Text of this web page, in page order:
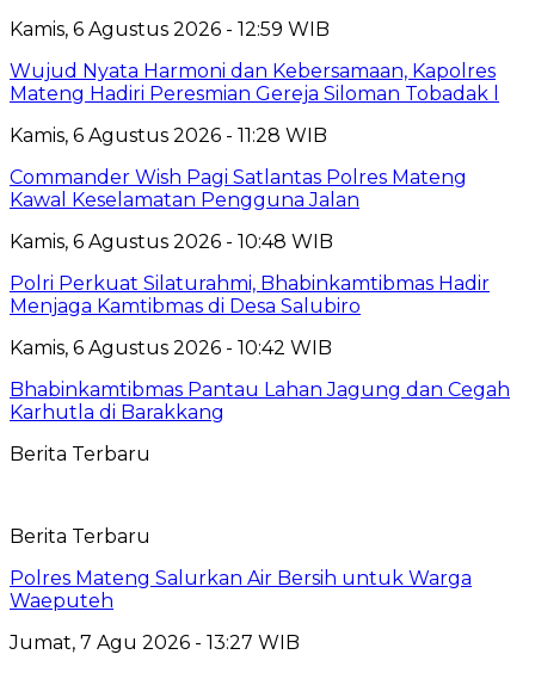
Kamis, 6 Agustus 2026 - 12:59 WIB
Wujud Nyata Harmoni dan Kebersamaan, Kapolres
Mateng Hadiri Peresmian Gereja Siloman Tobadak l
Kamis, 6 Agustus 2026 - 11:28 WIB
Commander Wish Pagi Satlantas Polres Mateng
Kawal Keselamatan Pengguna Jalan
Kamis, 6 Agustus 2026 - 10:48 WIB
Polri Perkuat Silaturahmi, Bhabinkamtibmas Hadir
Menjaga Kamtibmas di Desa Salubiro
Kamis, 6 Agustus 2026 - 10:42 WIB
Bhabinkamtibmas Pantau Lahan Jagung dan Cegah
Karhutla di Barakkang
Berita Terbaru
Berita Terbaru
Polres Mateng Salurkan Air Bersih untuk Warga
Waeputeh
Jumat, 7 Agu 2026 - 13:27 WIB